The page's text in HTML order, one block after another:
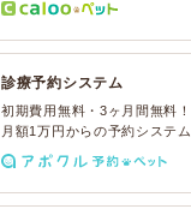
診療予約システム
初期費用無料・3ヶ月間無料！
月額1万円からの予約システム